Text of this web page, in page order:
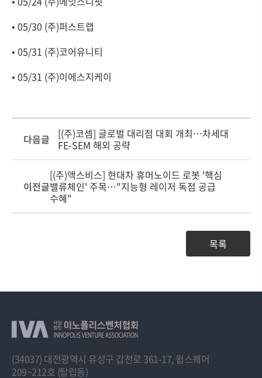
• 05/30 (주)퍼스트랩
• 05/31 (주)코어유니티
• 05/31 (주)이에스지케이
다음글
[(주)코셈] 글로벌 대리점 대회 개최…차세대
FE-SEM 해외 공략
이전글
[(주)액스비스] 현대차 휴머노이드 로봇 '핵심
밸류체인' 주목…"지능형 레이저 독점 공급
수혜"
목록
(34037) 대전광역시 유성구 갑천로 361-17, 윕스퀘어
209~212호 (탑립동)